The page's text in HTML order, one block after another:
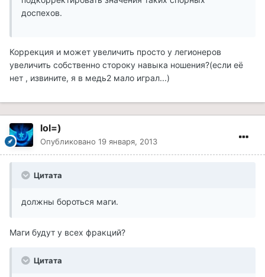
доспехов.
Коррекция и может увеличить просто у легионеров
увеличить собственно стороку навыка ношения?(если её
нет , извините, я в медь2 мало играл...)
lol=)
Опубликовано 19 января, 2013
Цитата
должны бороться маги.
Маги будут у всех фракций?
Цитата